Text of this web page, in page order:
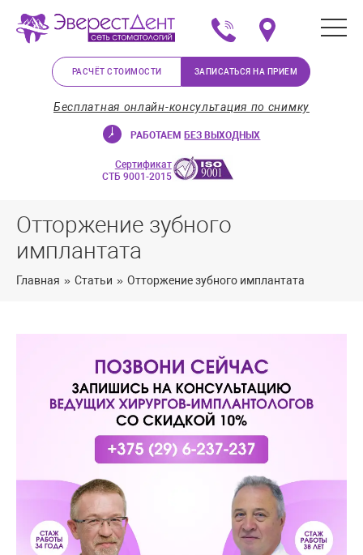
+375 (29) 623-72-37
Мы на карте в
РАСЧЁТ СТОИМОСТИ ЗАПИСАТЬСЯ НА ПРИЕМ
Бесплатная онлайн-консультация по снимку
Сертификат
СТБ 9001-2015
РАБОТАЕМБЕЗ ВЫХОДНЫХ
Отторжение зубного
имплантата
Главная » Статьи » Отторжение зубного имплантата